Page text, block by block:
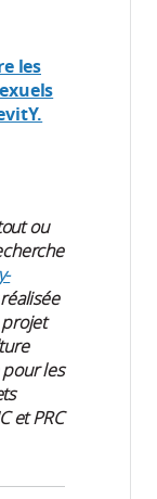
les
ou
projet
les
et PRC